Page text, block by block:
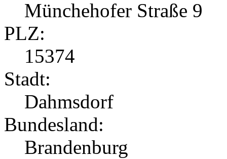
Münchehofer Straße 9
PLZ:
15374
Stadt:
Dahmsdorf
Bundesland:
Brandenburg